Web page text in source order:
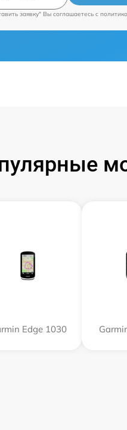
заявку" Вы соглашаетесь c
Edge 1030